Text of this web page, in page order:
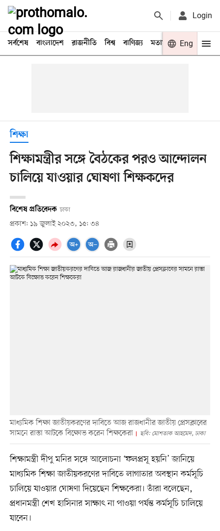
Login
সর্বশেষ বাংলাদেশ রাজনীতি বিশ্ব বাণিজ্য মতামত খেলা
Eng
শিক্ষা
শিক্ষামন্ত্রীর সঙ্গে বৈঠকের পরও আন্দোলন
চালিয়ে যাওয়ার ঘোষণা শিক্ষকদের
বিশেষ প্রতিবেদক ঢাকা
প্রকাশ: ১৯ জুলাই ২০২৩, ১৫: ৩৪
মাধ্যমিক শিক্ষা জাতীয়করণের দাবিতে আজ রাজধানীর জাতীয় প্রেসক্লাবের
সামনে রাস্তা আটকে বিক্ষোভ করেন শিক্ষকেরা
ছবি: মোশতাক আহমেদ, ঢাকা
শিক্ষামন্ত্রী দীপু মনির সঙ্গে আলোচনা ‘ফলপ্রসূ হয়নি’ জানিয়ে
মাধ্যমিক শিক্ষা জাতীয়করণের দাবিতে লাগাতার অবস্থান কর্মসূচি
চালিয়ে যাওয়ার ঘোষণা দিয়েছেন শিক্ষকেরা। তাঁরা বলেছেন,
প্রধানমন্ত্রী শেখ হাসিনার সাক্ষাৎ না পাওয়া পর্যন্ত কর্মসূচি চালিয়ে
যাবেন।